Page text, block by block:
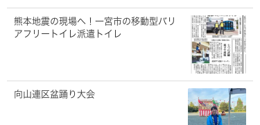
熊本地震の現場へ！一宮市の移動型バリ
アフリートイレ派遣トイレ
向山連区盆踊り大会